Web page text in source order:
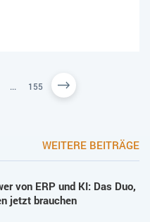
... 155
WEITERE BEITRÄGE
von ERP und KI: Das Duo,
jetzt brauchen